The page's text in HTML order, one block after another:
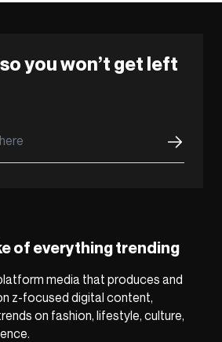
you won’t get left
of everything trending
media that produces and
z-focused digital content,
on fashion, lifestyle, culture,